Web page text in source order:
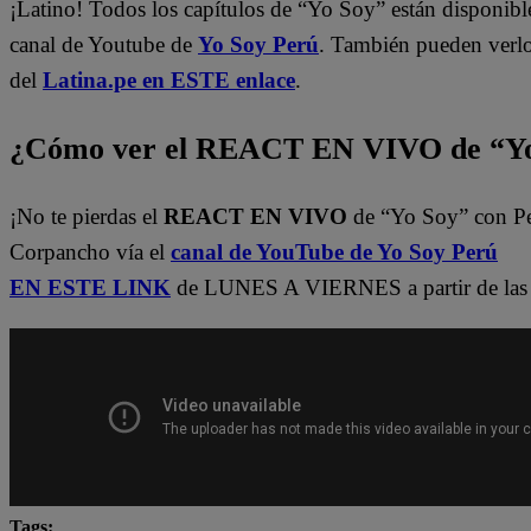
¡Latino! Todos los capítulos de “Yo Soy” están
canal de Youtube de Yo Soy Perú. También pueden
del Latina.pe en ESTE enlace.
¿Cómo ver el REACT EN VIVO de
¡No te pierdas el REACT EN VIVO de “Yo Soy” con
Corpancho vía el canal de YouTube de Yo Soy Perú
EN ESTE LINK de LUNES A VIERNES a partir de